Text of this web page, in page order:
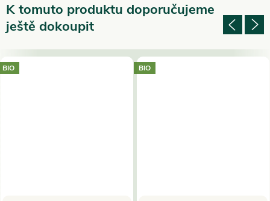
K tomuto produktu doporučujeme
ještě dokoupit
BIO BIO